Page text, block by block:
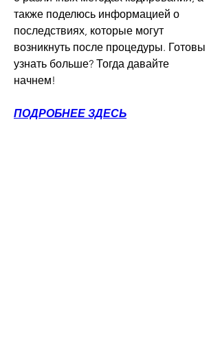
также поделюсь информацией о
последствиях, которые могут
возникнуть после процедуры. Готовы
узнать больше? Тогда давайте
начнем!
ПОДРОБНЕЕ ЗДЕСЬ